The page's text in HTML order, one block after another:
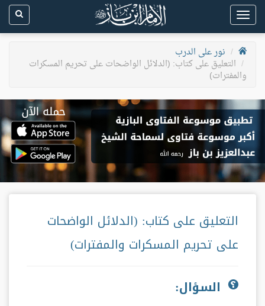
Toggle
navigation
نور على الدرب
التعليق على كتاب: (الدلائل الواضحات على تحريم المسكرات
والمفترات)
التعليق على كتاب: (الدلائل الواضحات
على تحريم المسكرات والمفترات)
السؤال: